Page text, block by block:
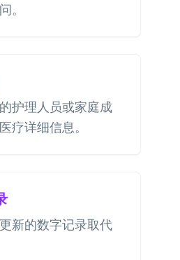
。
护理人员或家庭成
疗详细信息。
新的数字记录取代